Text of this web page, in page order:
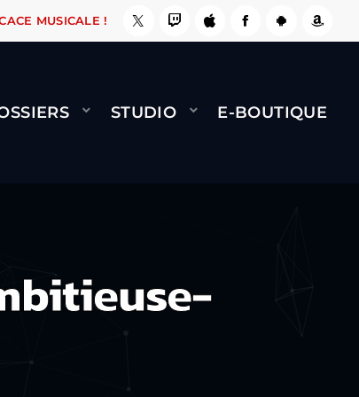
FAIT ! NAMI BERNARD MINET - FLY
MUSICALE !
STUDIO E-BOUTIQUE